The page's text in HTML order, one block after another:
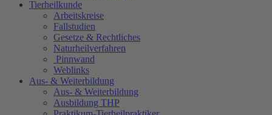
Tierheilkunde
Arbeitskreise
Fallstudien
Gesetze & Rechtliches
Naturheilverfahren
Pinnwand
Weblinks
Aus- & Weiterbildung
Aus- & Weiterbildung
Ausbildung THP